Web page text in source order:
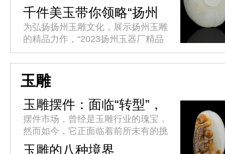
越了8000余年的漫长岁月，足迹贯
穿了中华文明的全部历程，因此具备
其他历史文化遗存难以比拟的连贯...
千件美玉带你领略“扬州
工” 2023扬州玉器厂精品
玉器展开展
为弘扬扬州玉雕文化，展示扬州玉雕
的精品力作，“2023扬州玉器厂精品
玉器展”今天(4月17日)在扬州京华城
商业综合体隆重开幕。
玉雕
玉雕摆件：面临“转型”，
未来之路将何去何从?
摆件市场，曾经是玉雕行业的瑰宝，
然而如今，它正面临着前所未有的挑
战和转型。玉雕师们纷纷寻求突破，
玉雕的八种境界